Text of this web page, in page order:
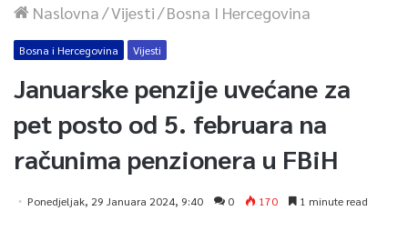
Naslovna/Vijesti/Bosna I Hercegovina
Bosna i Hercegovina Vijesti
Januarske penzije uvećane za
pet posto od 5. februara na
računima penzionera u FBiH
Ponedjeljak, 29 Januara 2024, 9:40 0 170 1 minute read